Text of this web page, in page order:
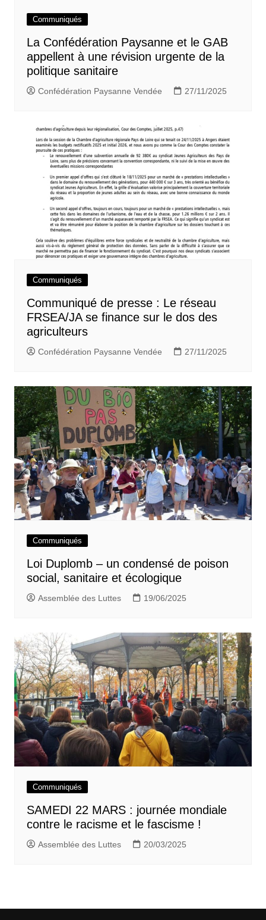
Communiqués
La Confédération Paysanne et le GAB
appellent à une révision urgente de la
politique sanitaire
Confédération Paysanne Vendée 27/11/2025
Communiqués
Communiqué de presse : Le réseau
FRSEA/JA se finance sur le dos des
agriculteurs
Confédération Paysanne Vendée 27/11/2025
Communiqués
Loi Duplomb – un condensé de poison
social, sanitaire et écologique
Assemblée des Luttes 19/06/2025
Communiqués
SAMEDI 22 MARS : journée mondiale
contre le racisme et le fascisme !
Assemblée des Luttes 20/03/2025